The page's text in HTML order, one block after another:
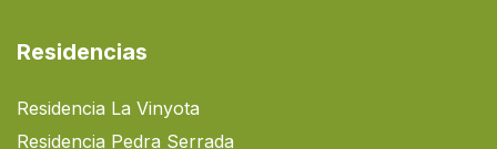
Residencias
Residencia La Vinyota
Residencia Pedra Serrada